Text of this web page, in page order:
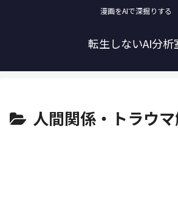
漫画をAIで深掘りする
転生しないAI分析
人間関係・トラウ